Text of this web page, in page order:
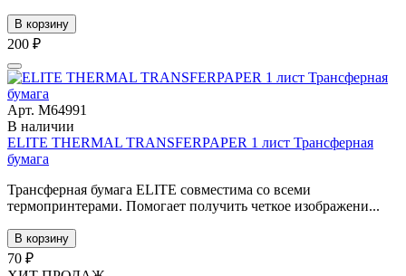
В корзину
200 ₽
Арт. М64991
В наличии
ELITE THERMAL TRANSFERPAPER 1 лист Трансферная
бумага
Трансферная бумага ELITE совместима со всеми
термопринтерами. Помогает получить четкое изображени...
В корзину
70 ₽